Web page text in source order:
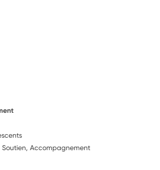
Soutien, Accompagnement